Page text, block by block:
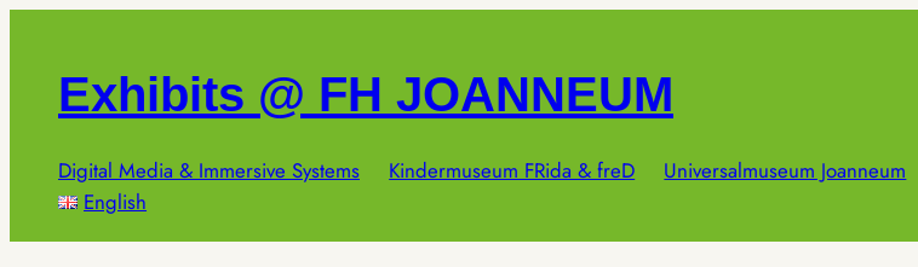
springenExhibits @ FH JOANNEUM
Digital Media & Immersive Systems Kindermuseum FRida & freD Universalmuseum Joanneum
English